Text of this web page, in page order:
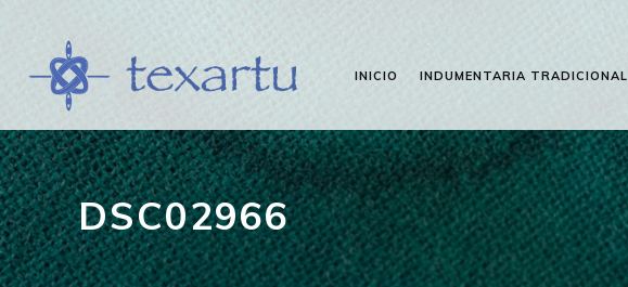
INICIO INDUMENTARIA TRADICIONAL
DSC02966